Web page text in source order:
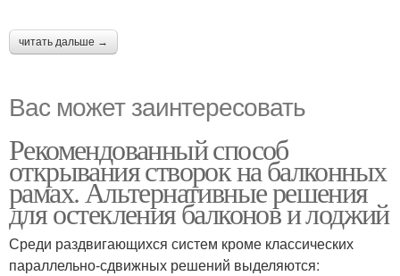
читать дальше →
Вас может заинтересовать
Рекомендованный способ
открывания створок на балконных
рамах. Альтернативные решения
для остекления балконов и лоджий
Среди раздвигающихся систем кроме классических
параллельно-сдвижных решений выделяются: